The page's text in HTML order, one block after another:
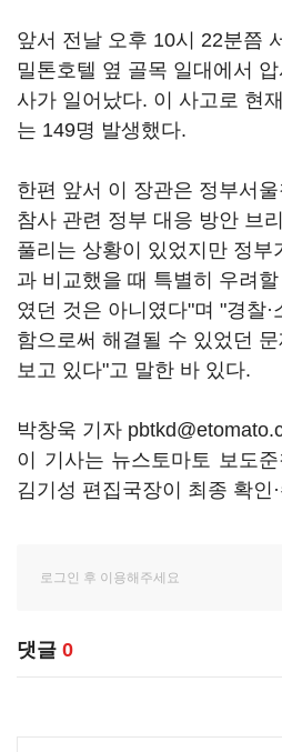
앞서 전날 오후 10시 22분쯤
밀톤호텔 옆 골목 일대에서
사가 일어났다. 이 사고로 현
는 149명 발생했다.
한편 앞서 이 장관은 정부서
참사 관련 정부 대응 방안 브
풀리는 상황이 있었지만 정부
과 비교했을 때 특별히 우려
였던 것은 아니였다"며 "경찰·
함으로써 해결될 수 있었던
보고 있다"고 말한 바 있다.
박창욱 기자
이 기사는 뉴스토마토 보도
김기성 편집국장이 최종 확인
댓글 0